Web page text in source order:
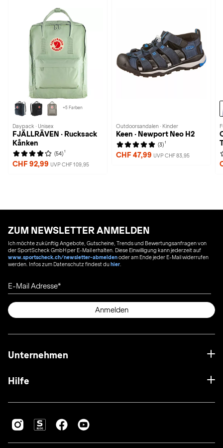
+5 Farben
Daypack · Unisex
FJÄLLRÄVEN · Rucksack
Kånken
(54) 1
CHF 92,99 UVP CHF 109,95
Outdoorsandalen · Kinder
Keen · Newport Neo H2
(3) 1
CHF 47,99 UVP CHF 83,95
ZUM NEWSLETTER ANMELDEN
Ich möchte zukünftig Angebote, Gutscheine, Trends und Bewertungsanfragen von
der SportScheck GmbH per E-Mail erhalten. Diese Einwilligung kann jederzeit auf
www.sportscheck.ch/newsletter-abmeldenoder am Ende jeder E-Mail widerrufen
werden. Infos zum Datenschutz findest duhier
E-Mail Adresse
Anmelden
Unternehmen
Hilfe